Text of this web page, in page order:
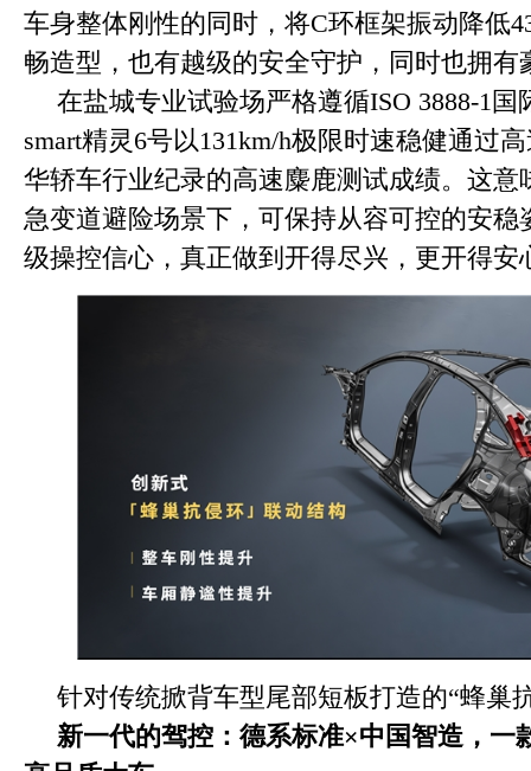
车身整体刚性的同时，将C环框架振动降低
畅造型，也有越级的安全守护，同时也拥有
在盐城专业试验场严格遵循ISO 3888-1
smart精灵6号以131km/h极限时速稳健通过
华轿车行业纪录的高速麋鹿测试成绩。这意
急变道避险场景下，可保持从容可控的安稳
级操控信心，真正做到开得尽兴，更开得安
针对传统掀背车型尾部短板打造的“蜂巢
新一代的驾控：德系标准×中国智造，一